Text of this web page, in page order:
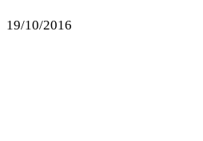
19/10/2016